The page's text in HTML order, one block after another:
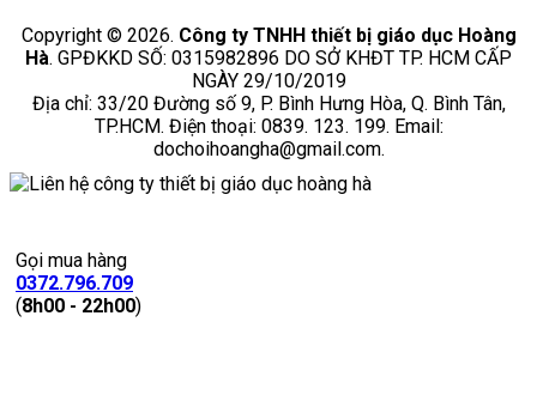
Copyright © 2026. Công ty TNHH thiết bị giáo dục Hoàng
Hà. GPĐKKD SỐ: 0315982896 DO SỞ KHĐT TP. HCM CẤP
NGÀY 29/10/2019
Địa chỉ: 33/20 Đường số 9, P. Bình Hưng Hòa, Q. Bình Tân,
TP.HCM. Điện thoại: 0839. 123. 199. Email:
dochoihoangha@gmail.com.
Gọi mua hàng
0372.796.709
(8h00 - 22h00)